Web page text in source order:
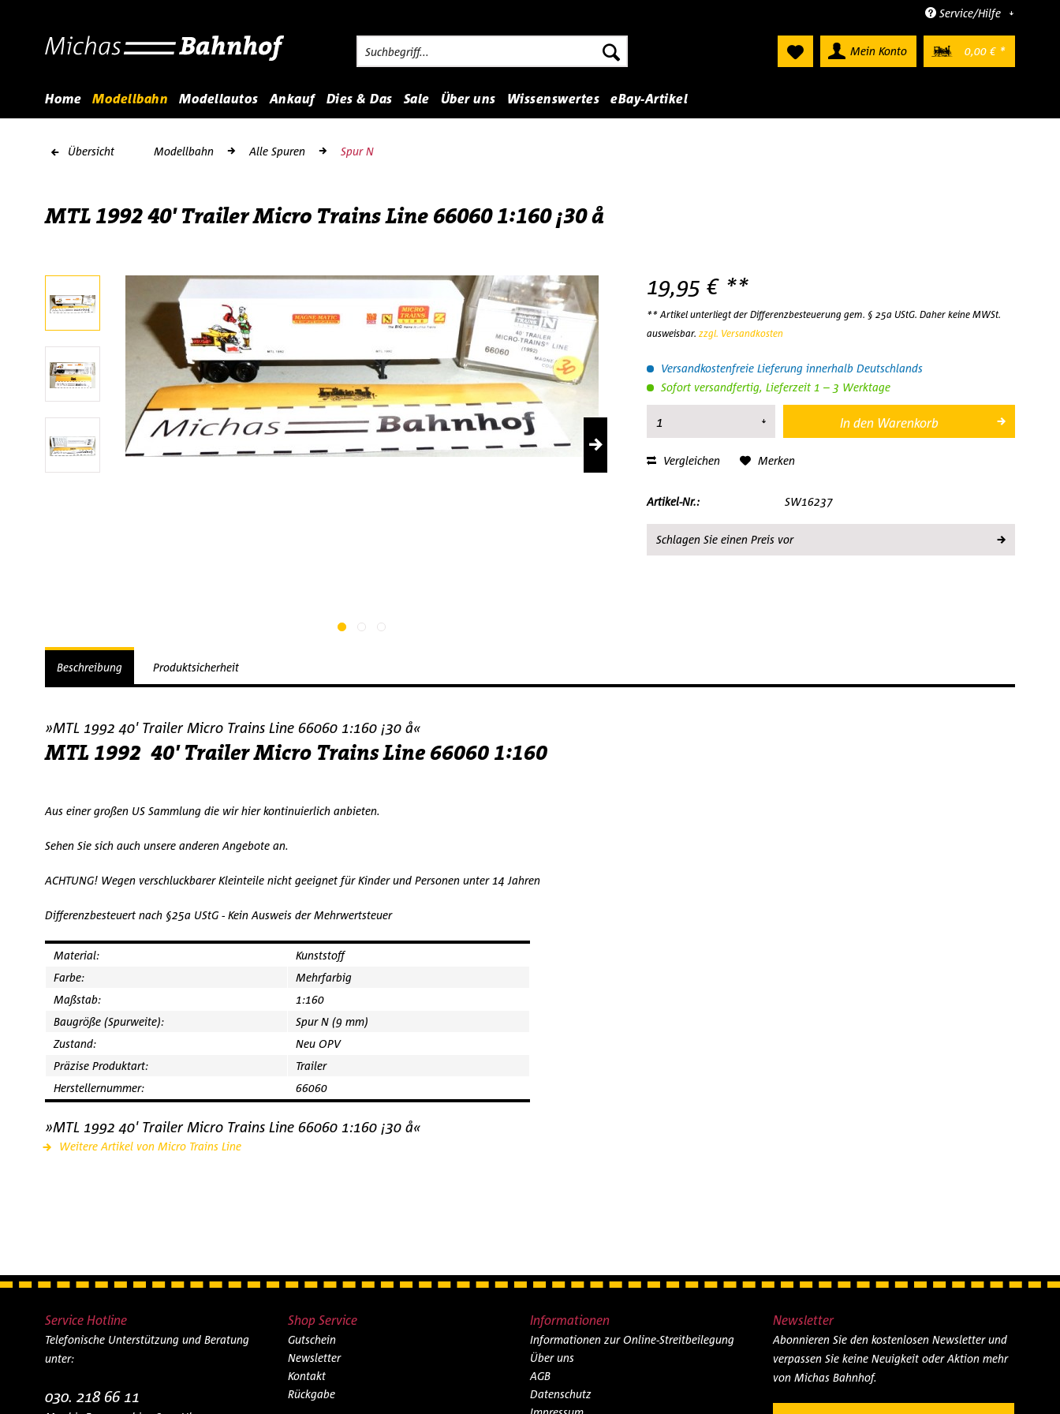
Service/Hilfe
Mein Konto 0,00 € *
Home Modellbahn Modellautos Ankauf Dies & Das Sale Über uns Wissenswertes eBay-Artikel
Übersicht Modellbahn Alle Spuren Spur N
MTL 1992 40' Trailer Micro Trains Line 66060 1:160 ¡30 å
19,95 € **
** Artikel unterliegt der Differenzbesteuerung gem. § 25a UStG. Daher keine MWSt.
ausweisbar. zzgl. Versandkosten
Versandkostenfreie Lieferung innerhalb Deutschlands
Sofort versandfertig, Lieferzeit 1 – 3 Werktage
In den Warenkorb
Vergleichen Merken
Artikel-Nr.: SW16237
Schlagen Sie einen Preis vor
Beschreibung Produktsicherheit
»MTL 1992 40' Trailer Micro Trains Line 66060 1:160 ¡30 å«
MTL 1992 40' Trailer Micro Trains Line 66060 1:160
Aus einer großen US Sammlung die wir hier kontinuierlich anbieten.
Sehen Sie sich auch unsere anderen Angebote an.
ACHTUNG! Wegen verschluckbarer Kleinteile nicht geeignet für Kinder und Personen unter 14 Jahren
Differenzbesteuert nach §25a UStG - Kein Ausweis der Mehrwertsteuer
Material:
Kunststoff
Farbe:
Mehrfarbig
Maßstab:
1:160
Baugröße (Spurweite):
Spur N (9 mm)
Zustand:
Neu OPV
Präzise Produktart:
Trailer
Herstellernummer:
66060
»MTL 1992 40' Trailer Micro Trains Line 66060 1:160 ¡30 å«
Weitere Artikel von Micro Trains Line
Service Hotline
Telefonische Unterstützung und Beratung
unter:
030. 218 66 11
Shop Service
Gutschein
Newsletter
Kontakt
Rückgabe
Informationen
Informationen zur Online-Streitbeilegung
Über uns
AGB
Datenschutz
Newsletter
Abonnieren Sie den kostenlosen Newsletter und
verpassen Sie keine Neuigkeit oder Aktion mehr
von Michas Bahnhof.